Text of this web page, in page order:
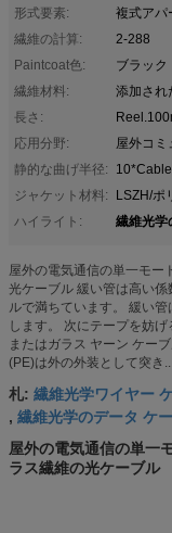
形式要素:
複式アパ
繊維の計算:
2-288
Paintcoat色:
ブラック
繊維材料:
添加され
長さ:
応用分野:
屋外コミ
静的な曲げ半径:
ジャケット材料:
LSZH/ポ
ハイライト:
繊維光学
屋外の電気通信の単一モー
光ケーブル 緩い管は高い
ルで満ちています。 緩い
します。 次にテープを妨
またはガラス ヤーン ケー
(PE)は外の外装として突き...
札: 繊維光学ワイヤー
, 繊維光学のデータ ケ
屋外の電気通信の単一
ラス繊維の光ケーブル